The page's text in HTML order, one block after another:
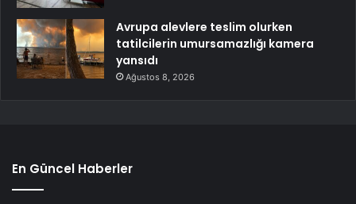
Avrupa alevlere teslim olurken
tatilcilerin umursamazlığı kamera
yansıdı
Ağustos 8, 2026
En Güncel Haberler